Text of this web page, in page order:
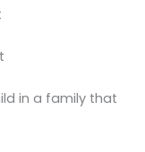
in a family that